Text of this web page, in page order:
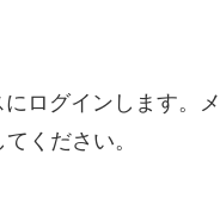
ログインします。
ください。